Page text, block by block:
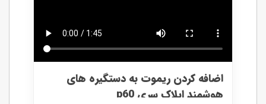
اضافه کردن ریموت به دستگیره های
هوشمند ایلاک سری p60